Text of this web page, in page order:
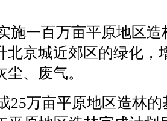
施一百万亩平原地区
北京城近郊区的绿化，
、废气。
25万亩平原地区造林